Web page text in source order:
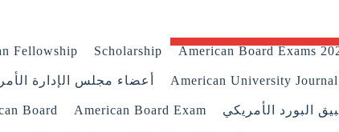
American Board Exams
Scholarship
Fellowship
American University أعضاء مجلس الإدارة
البورد الأمريكي American Board Exam
Board